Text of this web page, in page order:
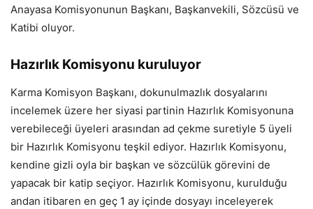
Anayasa Komisyonunun Başkanı, Başkanvekili, Sözcüsü ve
Katibi oluyor.
Hazırlık Komisyonu kuruluyor
Karma Komisyon Başkanı, dokunulmazlık dosyalarını
incelemek üzere her siyasi partinin Hazırlık Komisyonuna
verebileceği üyeleri arasından ad çekme suretiyle 5 üyeli
bir Hazırlık Komisyonu teşkil ediyor. Hazırlık Komisyonu,
kendine gizli oyla bir başkan ve sözcülük görevini de
yapacak bir katip seçiyor. Hazırlık Komisyonu, kurulduğu
andan itibaren en geç 1 ay içinde dosyayı inceleyerek